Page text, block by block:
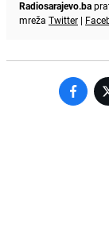
Radiosarajevo.ba
mreža Twitter |